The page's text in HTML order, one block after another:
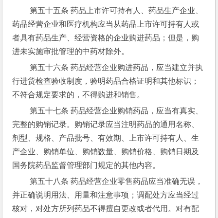
第五十五条 药品上市许可持有人、药品生产企业、
药品经营企业和医疗机构应当从药品上市许可持有人或
者具有药品生产、经营资格的企业购进药品；但是，购
进未实施审批管理的中药材除外。
第五十六条 药品经营企业购进药品，应当建立并执
行进货检查验收制度，验明药品合格证明和其他标识；
不符合规定要求的，不得购进和销售。
第五十七条 药品经营企业购销药品，应当有真实、
完整的购销记录。购销记录应当注明药品的通用名称、
剂型、规格、产品批号、有效期、上市许可持有人、生
产企业、购销单位、购销数量、购销价格、购销日期及
国务院药品监督管理部门规定的其他内容。
第五十八条 药品经营企业零售药品应当准确无误，
并正确说明用法、用量和注意事项；调配处方应当经过
核对，对处方所列药品不得擅自更改或者代用。对有配